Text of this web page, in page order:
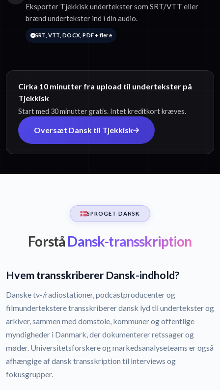
Eksporter Tjekkisk undertekster som SRT/VTT eller
brænd undertekster ind i din audio.
SRT, VTT, DOCX, PDF + flere
Cirka 10 minutter fra upload til undertekster på
Tjekkisk
Start med 30 minutter gratis. Intet kreditkort kræves.
Oversæt Dansk til Tjekkisk
SPROGET DANSK
Forstå Dansk-transskription
Hvem transskriberer Dansk-indhold?
Danske tv-/radiostationer, podcastproducenter og
filmundertekstere transskriberer dansk lyd til undertekster og
arkiver, sammen med domstole, kommuner og offentlige
myndigheder i Danmark, der dokumenterer retssager og
møder. Universitetsforskere og markedsanalyseteams er også
afhængige af dansk transskription til interviews og
fokusgrupper.